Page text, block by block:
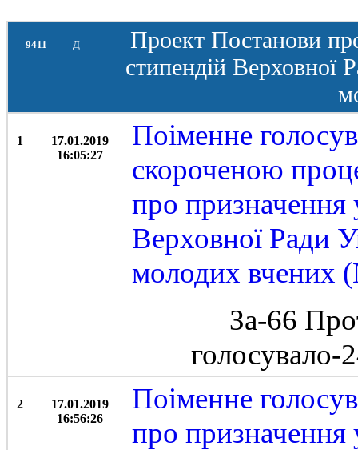
9411 Д
Проект Постанови
стипендій Верховної
1
17.01.2019
16:05:27
Поіменне
скороченою
про призначення
Верховної Ради
молодих вчених
За-66
голосувало-
2
17.01.2019
16:56:26
Поіменне
про призначення